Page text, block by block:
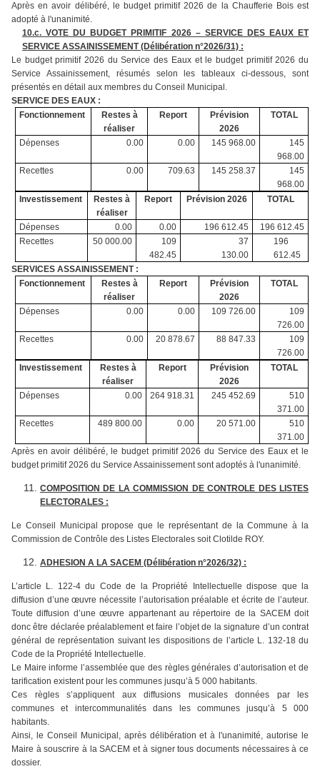
Après en avoir délibéré, le budget primitif 2026 de la Chaufferie Bois est
adopté à l'unanimité.
10.c. VOTE DU BUDGET PRIMITIF 2026 – SERVICE DES EAUX ET
SERVICE ASSAINISSEMENT (Délibération n°2026/31) :
Le budget primitif 2026 du Service des Eaux et le budget primitif 2026 du
Service Assainissement, résumés selon les tableaux ci-dessous, sont
présentés en détail aux membres du Conseil Municipal.
SERVICE DES EAUX :
Fonctionnement
Restes à
réaliser
Report
Prévision
2026
TOTAL
Dépenses 0.00 0.00 145 968.00
145
968.00
Recettes
0.00 709.63 145 258.37
145
968.00
Investissement
Restes à
réaliser
Report Prévision 2026 TOTAL
Dépenses 0.00 0.00 196 612.45
196 612.45
Recettes
50 000.00
109
482.45
37
130.00
196
612.45
SERVICES ASSAINISSEMENT :
Fonctionnement
Restes à
réaliser
Report
Prévision
2026
TOTAL
Dépenses 0.00 0.00 109 726.00
109
726.00
Recettes
0.00 20 878.67 88 847.33
109
726.00
Investissement
Restes à
réaliser
Report
Prévision
2026
TOTAL
Dépenses 0.00 264 918.31 245 452.69
510
371.00
Recettes
489 800.00 0.00 20 571.00
510
371.00
Après en avoir délibéré, le budget primitif 2026 du Service des Eaux et le
budget primitif 2026 du Service Assainissement sont adoptés à l'unanimité.
COMPOSITION DE LA COMMISSION DE CONTROLE DES LISTES
ELECTORALES :
Le Conseil Municipal propose que le représentant de la Commune à la
Commission de Contrôle des Listes Electorales soit Clotilde ROY.
ADHESION A LA SACEM (Délibération n°2026/32) :
L’article L. 122-4 du Code de la Propriété Intellectuelle dispose que la
diffusion d’une œuvre nécessite l’autorisation préalable et écrite de l’auteur.
Toute diffusion d’une œuvre appartenant au répertoire de la SACEM doit
donc être déclarée préalablement et faire l’objet de la signature d’un contrat
général de représentation suivant les dispositions de l’article L. 132-18 du
Code de la Propriété Intellectuelle.
Le Maire informe l’assemblée que des règles générales d’autorisation et de
tarification existent pour les communes jusqu’à 5 000 habitants.
Ces règles s’appliquent aux diffusions musicales données par les
communes et intercommunalités dans les communes jusqu’à 5 000
habitants.
Ainsi, le Conseil Municipal, après délibération et à l'unanimité, autorise le
Maire à souscrire à la SACEM et à signer tous documents nécessaires à ce
dossier.